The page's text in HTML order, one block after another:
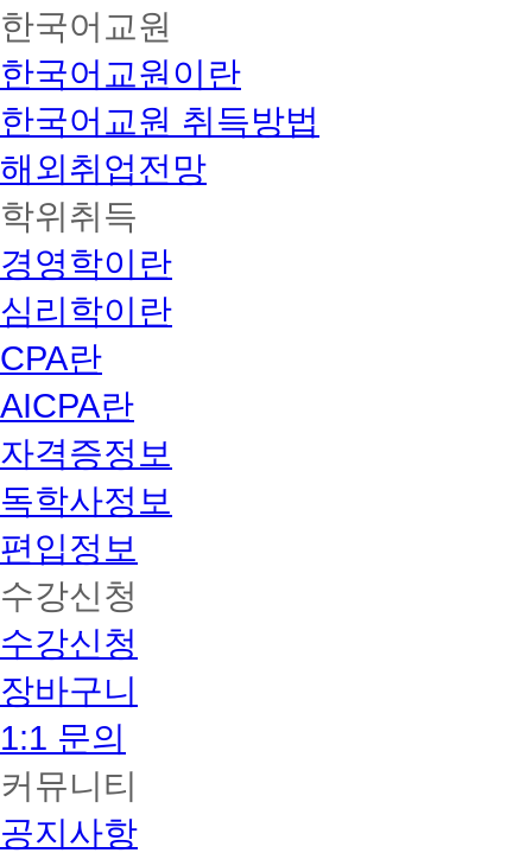
한국어교원
한국어교원이란
한국어교원 취득방법
해외취업전망
학위취득
경영학이란
심리학이란
CPA란
AICPA란
자격증정보
독학사정보
편입정보
수강신청
수강신청
장바구니
1:1 문의
커뮤니티
공지사항